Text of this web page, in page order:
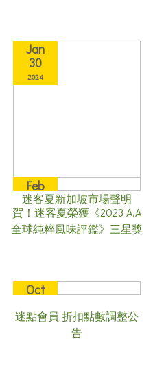
Jan
30
2024
迷客夏新加坡市場聲明
Feb
22
2023
賀！迷客夏榮獲《2023 A.A
全球純粹風味評鑑》三星獎
Oct
2022
迷點會員 折扣點數調整公
告